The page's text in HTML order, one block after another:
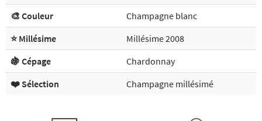
🎨 Couleur
Champagne blanc
⭐ Millésime
Millésime 2008
🍇 Cépage
Chardonnay
❤️ Sélection
Champagne millésimé